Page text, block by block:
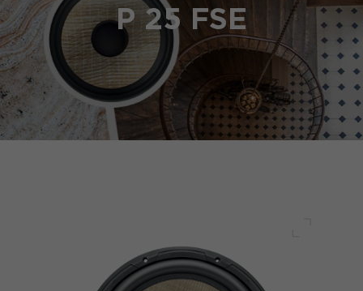
P 25 FSE